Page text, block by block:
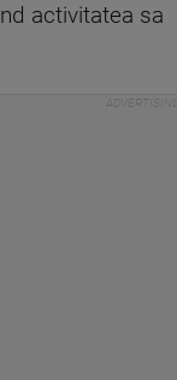
activitatea sa